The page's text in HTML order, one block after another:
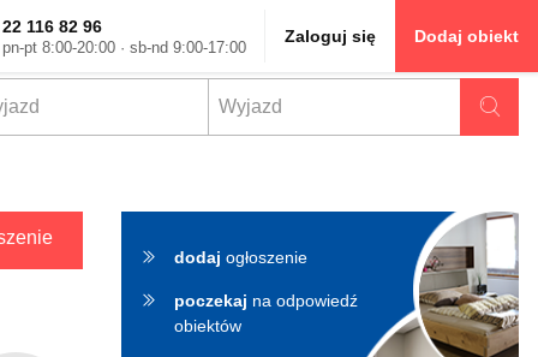
22 116 82 96
pn-pt 8:00-20:00 · sb-nd 9:00-17:00
Zaloguj się Dodaj obiekt
dodaj ogłoszenie
poczekaj na odpowiedź
obiektów